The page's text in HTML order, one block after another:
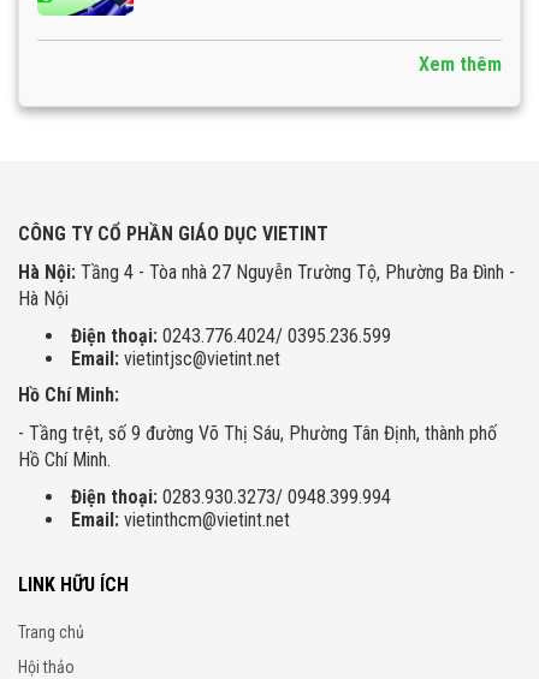
Xem thêm
CÔNG TY CỔ PHẦN GIÁO DỤC VIETINT
Hà Nội: Tầng 4 - Tòa nhà 27 Nguyễn Trường Tộ, Phường Ba Đình -
Hà Nội
Điện thoại: 0243.776.4024/ 0395.236.599
Email: vietintjsc@vietint.net
Hồ Chí Minh:
- Tầng trệt, số 9 đường Võ Thị Sáu, Phường Tân Định, thành phố
Hồ Chí Minh.
Điện thoại: 0283.930.3273/ 0948.399.994
Email: vietinthcm@vietint.net
LINK HỮU ÍCH
Trang chủ
Hội thảo